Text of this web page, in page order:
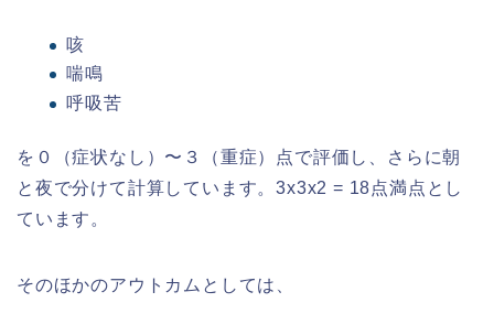
咳
喘鳴
呼吸苦
を０（症状なし）〜３（重症）点で評価し、さらに朝
と夜で分けて計算しています。3x3x2 = 18点満点とし
ています。
そのほかのアウトカムとしては、